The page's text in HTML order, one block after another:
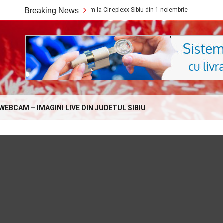
Breaking News
Ce filme noi vedem la Cineplexx Sibiu din 1 noiembrie Fondul
– IMAGINI LIVE DIN JUDETUL SIBIU